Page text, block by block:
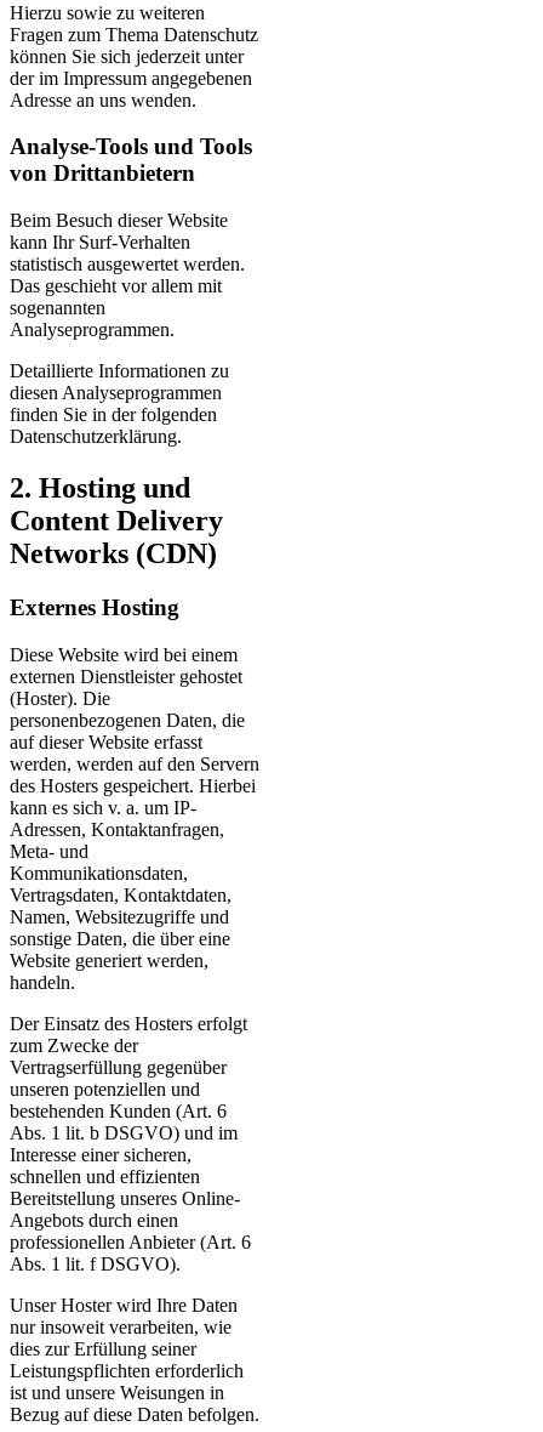
Hierzu sowie zu weiteren
Fragen zum Thema Datenschutz
können Sie sich jederzeit unter
der im Impressum angegebenen
Adresse an uns wenden.
Analyse-Tools und Tools
von Dritt­anbietern
Beim Besuch dieser Website
kann Ihr Surf-Verhalten
statistisch ausgewertet werden.
Das geschieht vor allem mit
sogenannten
Analyseprogrammen.
Detaillierte Informationen zu
diesen Analyseprogrammen
finden Sie in der folgenden
Datenschutzerklärung.
2. Hosting und
Content Delivery
Networks (CDN)
Externes Hosting
Diese Website wird bei einem
externen Dienstleister gehostet
(Hoster). Die
personenbezogenen Daten, die
auf dieser Website erfasst
werden, werden auf den Servern
des Hosters gespeichert. Hierbei
kann es sich v. a. um IP-
Adressen, Kontaktanfragen,
Meta- und
Kommunikationsdaten,
Vertragsdaten, Kontaktdaten,
Namen, Websitezugriffe und
sonstige Daten, die über eine
Website generiert werden,
handeln.
Der Einsatz des Hosters erfolgt
zum Zwecke der
Vertragserfüllung gegenüber
unseren potenziellen und
bestehenden Kunden (Art. 6
Abs. 1 lit. b DSGVO) und im
Interesse einer sicheren,
schnellen und effizienten
Bereitstellung unseres Online-
Angebots durch einen
professionellen Anbieter (Art. 6
Abs. 1 lit. f DSGVO).
Unser Hoster wird Ihre Daten
nur insoweit verarbeiten, wie
dies zur Erfüllung seiner
Leistungspflichten erforderlich
ist und unsere Weisungen in
Bezug auf diese Daten befolgen.